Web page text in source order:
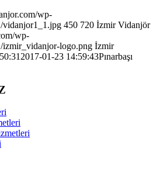
wp-
vidanjor1_1.jpg 450 720 İzmir Vidanjör
wp-
izmir_vidanjor-logo.png İzmir
2017-01-23 14:59:43Pınarbaşı